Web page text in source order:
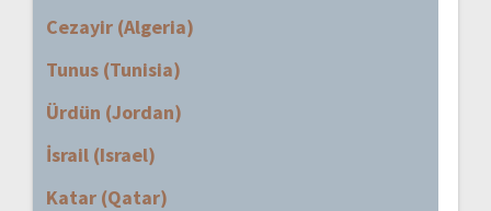
Cezayir (Algeria)
Tunus (Tunisia)
Ürdün (Jordan)
İsrail (Israel)
Katar (Qatar)